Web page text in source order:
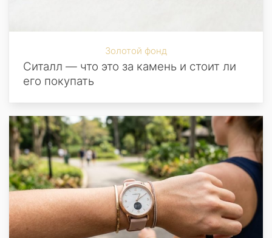
Золотой фонд
Ситалл — что это за камень и стоит ли
его покупать